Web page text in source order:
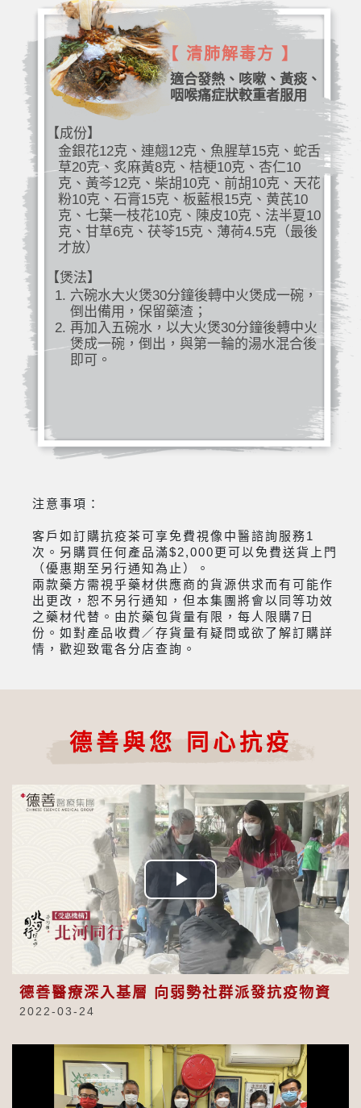
【 清肺解毒方 】
適合發熱、咳嗽、黃痰、
咽喉痛症狀較重者服用
【成份】
金銀花12克、連翹12克、魚腥草15克、蛇舌
草20克、炙麻黃8克、桔梗10克、杏仁10
克、黃芩12克、柴胡10克、前胡10克、天花
粉10克、石膏15克、板藍根15克、黄芪10
克、七葉一枝花10克、陳皮10克、法半夏10
克、甘草6克、茯苓15克、薄荷4.5克（最後
才放）
【煲法】
六碗水大火煲30分鐘後轉中火煲成一碗，
倒出備用，保留藥渣；
再加入五碗水，以大火煲30分鐘後轉中火
煲成一碗，倒出，與第一輪的湯水混合後
即可。
注意事項：
客戶如訂購抗疫茶可享免費視像中醫諮詢服務1
次。另購買任何產品滿$2,000更可以免費送貨上門
（優惠期至另行通知為止）。
兩款藥方需視乎藥材供應商的貨源供求而有可能作
出更改，恕不另行通知，但本集團將會以同等功效
之藥材代替。由於藥包貨量有限，每人限購7日
份。如對產品收費／存貨量有疑問或欲了解訂購詳
情，歡迎致電各分店查詢。
德善與您 同心抗疫
Play
Video
德善醫療深入基層 向弱勢社群派發抗疫物資
2022-03-24